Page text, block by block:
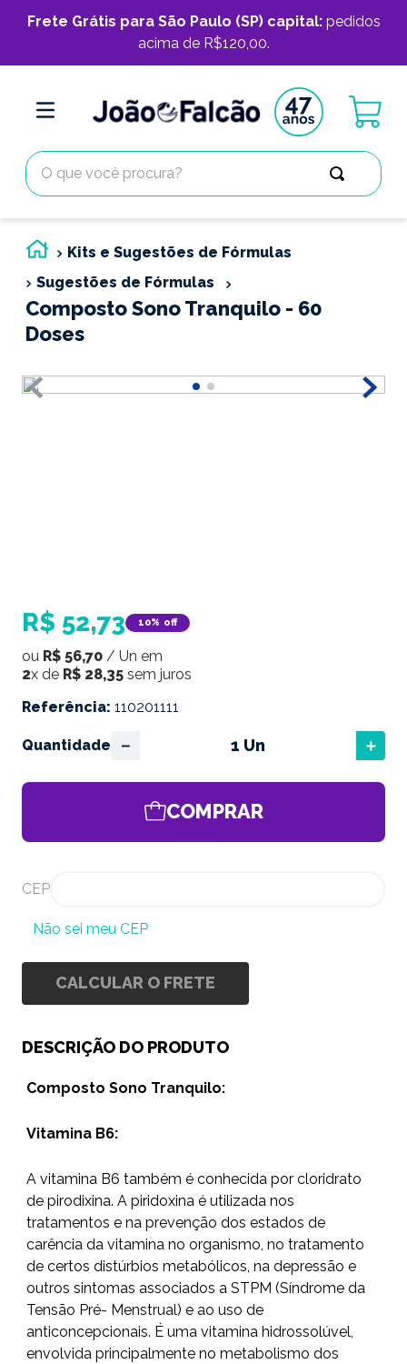
Frete Grátis para São Paulo (SP) capital:pedidos
acima de R$120,00.
O que você procura?
Kits e Sugestões de Fórmulas
Sugestões de Fórmulas
Composto Sono Tranquilo - 60
Doses
R$ 52,73 10% off
ou R$ 56,70 / Un em
2x de R$ 28,35 sem juros
Referência: 110201111
Quantidade ＋
－
COMPRAR
CEP
Não sei meu CEP
CALCULAR O FRETE
DESCRIÇÃO DO PRODUTO
Composto Sono Tranquilo:
Vitamina B6:
A vitamina B6 também é conhecida por cloridrato
de pirodixina. A piridoxina é utilizada nos
tratamentos e na prevenção dos estados de
carência da vitamina no organismo, no tratamento
de certos distúrbios metabólicos, na depressão e
outros sintomas associados a STPM (Síndrome da
Tensão Pré- Menstrual) e ao uso de
anticoncepcionais. É uma vitamina hidrossolúvel,
envolvida principalmente no metabolismo dos